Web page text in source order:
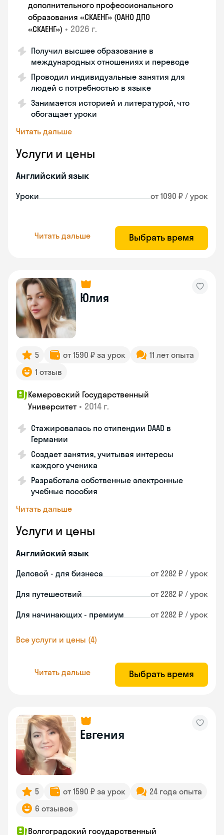
дополнительного профессионального
образования «СКАЕНГ» (ОАНО ДПО
«СКАЕНГ») • 2026 г.
Получил высшее образование в
международных отношениях и переводе
Проводил индивидуальные занятия для
людей с потребностью в языке
Занимается историей и литературой, что
обогащает уроки
Читать дальше
Услуги и цены
Английский язык
Уроки от 1090 ₽ / урок
Читать дальше Выбрать время
Юлия
5 от 1590 ₽ за урок
11 лет опыта
1 отзыв
Кемеровский Государственный
Университет • 2014 г.
Стажировалась по стипендии DAAD в
Германии
Создает занятия, учитывая интересы
каждого ученика
Разработала собственные электронные
учебные пособия
Читать дальше
Услуги и цены
Английский язык
Деловой - для бизнеса от 2282 ₽ / урок
Для путешествий от 2282 ₽ / урок
Для начинающих - премиум от 2282 ₽ / урок
Все услуги и цены (4)
Читать дальше Выбрать время
Евгения
5 от 1590 ₽ за урок
24 года опыта
6 отзывов
Волгоградский государственный